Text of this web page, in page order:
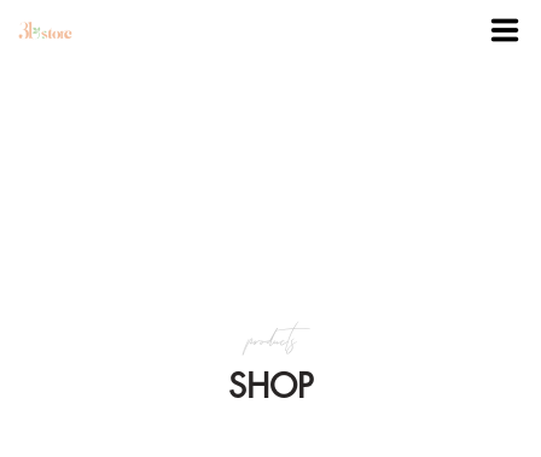
SHOP
products